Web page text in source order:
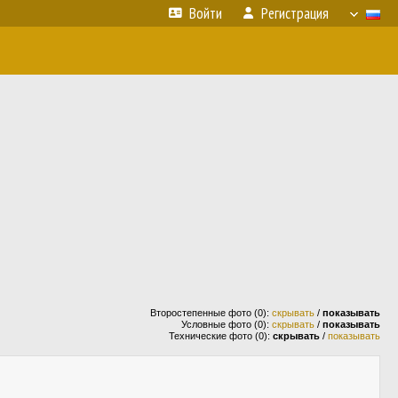
Войти Регистрация
Второстепенные фото (0): скрывать / показывать
Условные фото (0): скрывать / показывать
Технические фото (0): скрывать / показывать